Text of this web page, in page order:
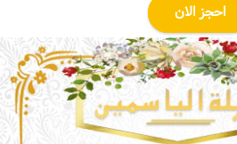
احجز الان